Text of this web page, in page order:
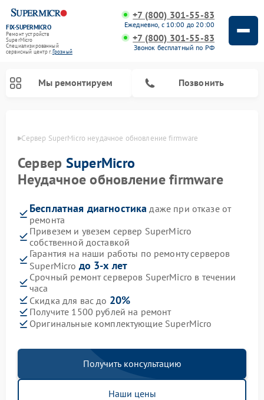
FIX-SUPERMICRO
Ремонт устройств
SuperMicro
Специализированный
cервисный центр г.Грозный
+7 (800) 301-55-83
Ежедневно, с 10:00 до 20:00
+7 (800) 301-55-83
Звонок бесплатный по РФ
Мы ремонтируем Позвонить
Сервер SuperMicro неудачное обновление firmware
Сервер SuperMicro
Неудачное обновление firmware
Бесплатная диагностика даже при отказе от
ремонта
Привезем и увезем сервер SuperMicro
собственной доставкой
Гарантия на наши работы по ремонту серверов
SuperMicro до 3-х лет
Срочный ремонт серверов SuperMicro в течении
часа
Скидка для вас до 20%
Получите 1500 рублей на ремонт
Оригинальные комплектующие SuperMicro
Получить консультацию
Наши цены